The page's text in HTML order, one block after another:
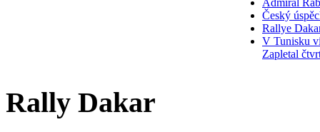
Admiral
Český
Rallye
V Tunisku
Zapletal
Rally Dakar